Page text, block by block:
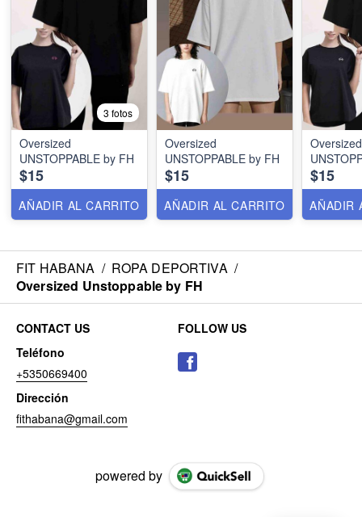
3 fotos
Oversized
UNSTOPPABLE by FH
$15
AÑADIR AL CARRITO
Oversized
UNSTOPPABLE by FH
$15
AÑADIR AL CARRITO
Oversized
$15
AÑADIR
FIT HABANA / ROPA DEPORTIVA /
Oversized Unstoppable by FH
CONTACT US
Teléfono
+5350669400
Dirección
fithabana@gmail.com
FOLLOW US
powered by